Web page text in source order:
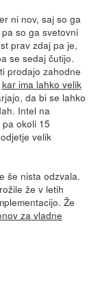
ni nov, saj so ga
so ga svetovni
prav zdaj pa je,
se sedaj čutijo.
prodajo zahodne
kar ima lahko velik
da bi se lahko
Intel na
okoli 15
velik
še nista odzvala.
že v letih
Že
za vladne